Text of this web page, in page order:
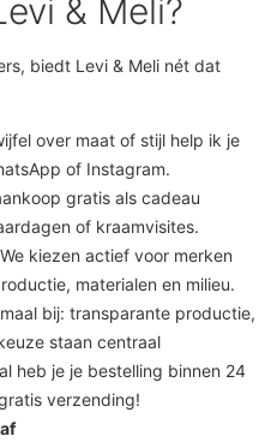
& Meli?
biedt Levi & Meli nét dat
over maat of stijl help ik je
of Instagram.
gratis als cadeau
of kraamvisites.
kiezen actief voor merken
materialen en milieu.
bij: transparante productie,
staan centraal
heb je je bestelling binnen 24
verzending!